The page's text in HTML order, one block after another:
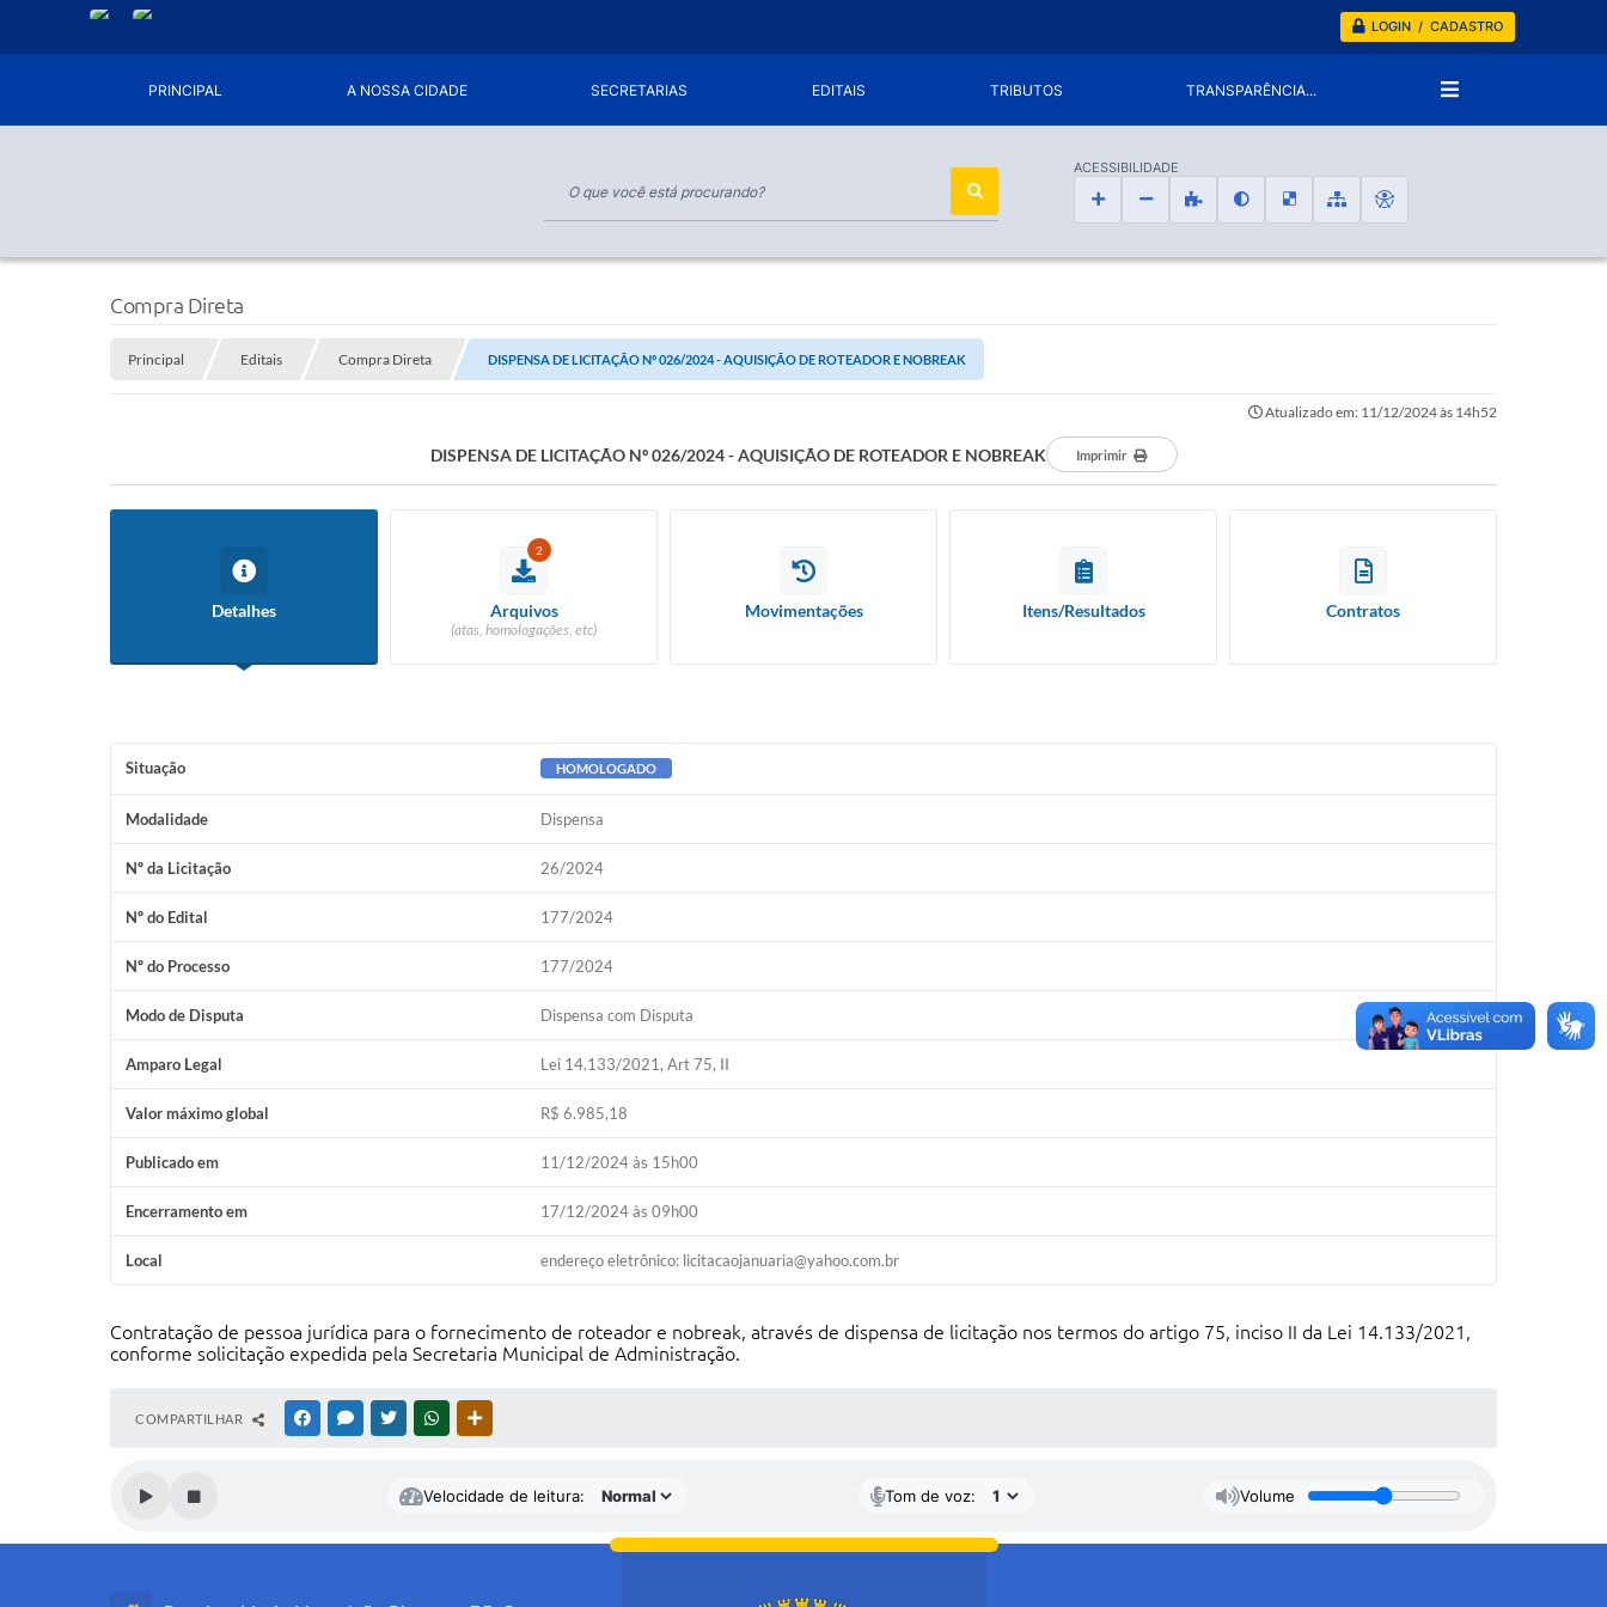
LOGIN / CADASTRO
PRINCIPAL A NOSSA CIDADE SECRETARIAS EDITAIS TRIBUTOS TRANSPARÊNCIA...
ACESSIBILIDADE
Compra Direta
Principal Editais Compra Direta DISPENSA DE LICITAÇÃO Nº 026/2024 - AQUISIÇÃO DE ROTEADOR E NOBREAK
Atualizado em: 11/12/2024 às 14h52
DISPENSA DE LICITAÇÃO Nº 026/2024 - AQUISIÇÃO DE ROTEADOR E NOBREAK Imprimir
Detalhes
2
Arquivos
(atas, homologações, etc)
Movimentações Itens/Resultados Contratos
Situação HOMOLOGADO
Modalidade Dispensa
Nº da Licitação 26/2024
Nº do Edital 177/2024
Nº do Processo 177/2024
Modo de Disputa Dispensa com Disputa
Amparo Legal Lei 14.133/2021, Art 75, II
Valor máximo global R$ 6.985,18
Publicado em 11/12/2024 às 15h00
Encerramento em 17/12/2024 às 09h00
Local endereço eletrônico: licitacaojanuaria@yahoo.com.br
Contratação de pessoa jurídica para o fornecimento de roteador e nobreak, através de dispensa de licitação nos termos do artigo 75, inciso II da Lei 14.133/2021,
conforme solicitação expedida pela Secretaria Municipal de Administração.
COMPARTILHAR FACEBOOKMESSENGER
TWITTERWHATSAPP
Velocidade de leitura: Tom de voz: Volume